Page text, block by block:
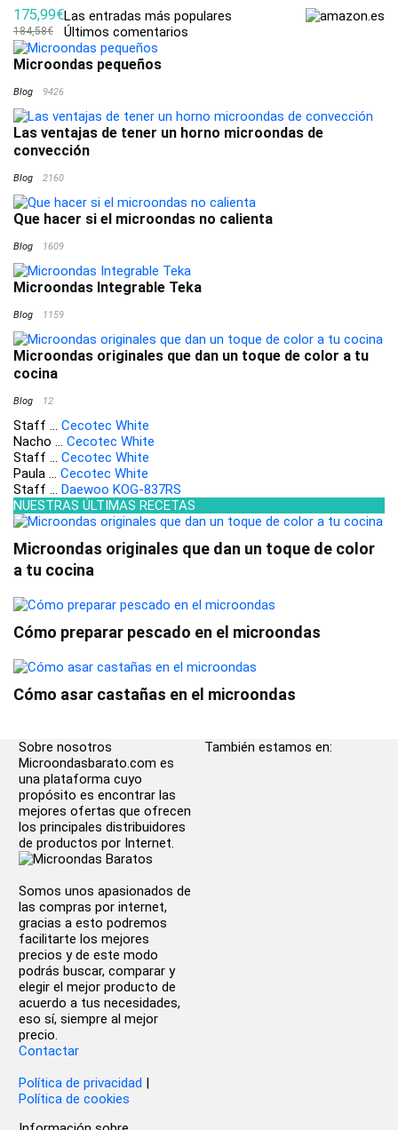
175,99€
184,58€
Las entradas más populares
Últimos comentarios
Microondas pequeños
Blog 9426
Las ventajas de tener un horno microondas de
convección
Blog 2160
Que hacer si el microondas no calienta
Blog 1609
Microondas Integrable Teka
Blog 1159
Microondas originales que dan un toque de color a tu
cocina
Blog 12
Staff ... Cecotec White
Nacho ... Cecotec White
Staff ... Cecotec White
Paula ... Cecotec White
Staff ... Daewoo KOG-837RS
NUESTRAS ÚLTIMAS RECETAS
Microondas originales que dan un toque de color
a tu cocina
Cómo preparar pescado en el microondas
Cómo asar castañas en el microondas
Sobre nosotros
Microondasbarato.com es
una plataforma cuyo
propósito es encontrar las
mejores ofertas que ofrecen
los principales distribuidores
de productos por Internet.
Somos unos apasionados de
las compras por internet,
gracias a esto podremos
facilitarte los mejores
precios y de este modo
podrás buscar, comparar y
elegir el mejor producto de
acuerdo a tus necesidades,
eso sí, siempre al mejor
precio.
Contactar
Política de privacidad |
Política de cookies
También estamos en: